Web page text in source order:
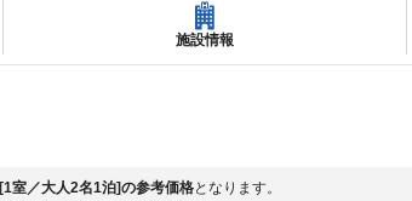
施設情報
[1室／大人2名1泊]の参考価格となります。